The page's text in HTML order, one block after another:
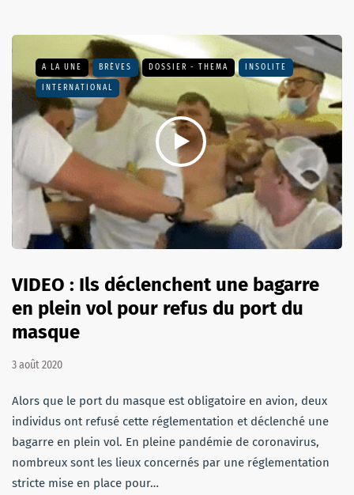
A LA UNE BRÈVES DOSSIER - THEMA INSOLITE
INTERNATIONAL
VIDEO : Ils déclenchent une bagarre
en plein vol pour refus du port du
masque
3 août 2020
Alors que le port du masque est obligatoire en avion, deux
individus ont refusé cette réglementation et déclenché une
bagarre en plein vol. En pleine pandémie de coronavirus,
nombreux sont les lieux concernés par une réglementation
stricte mise en place pour…